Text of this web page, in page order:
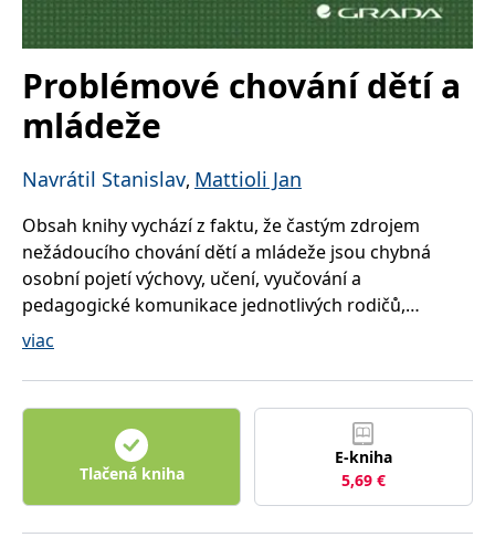
Problémové chování dětí a
mládeže
Navrátil Stanislav, Mattioli Jan
Obsah knihy vychází z faktu, že častým zdrojem
nežádoucího chování dětí a mládeže jsou chybná
osobní pojetí výchovy, učení, vyučování a
pedagogické komunikace jednotlivých rodičů,
vychovatelů a učitelů a jim odpovídající činnosti
část publikace se zaměřuje na rozbor a zhodnocení
konkrétních podob chybného pojetí výchovy, učení a
vyučování a na popis jejich vlivů na vznik nežádoucího
chování dětí a mládeže. Druhá část předkládá
alternativy pedagogických činností, které pomáhají
viac
Tlačená kniha
E-kniha
5,69 €